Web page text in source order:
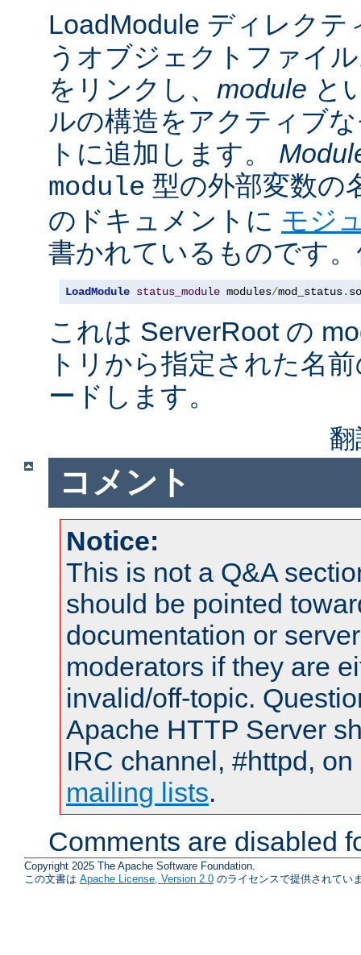
LoadModule ディレク
うオブジェクトファイ
をリンクし、 module と
ルの構造をアクティブ
トに追加します。
module 型の外部変数の
のドキュメントに モジ
書かれているものです
LoadModule status_module modules/mod_status. so
これは ServerRoot の
トリから指定された名
ードします。
コメント
Notice:
This is not a Q&A
should be pointed
documentation or
moderators if they are
invalid/off-topic.
Apache HTTP Server
IRC channel, #httpd,
mailing lists.
Comments are disabled
Copyright 2025 The Apache Software Foundation.
この文書は Apache License, Version 2.0 のライセンスで提供されてい